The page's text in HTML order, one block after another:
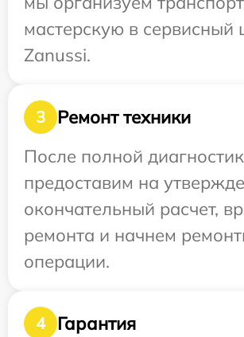
мастерскую в сервисный
Zanussi.
3
Ремонт техники
После полной
предоставим на
окончательный расчет,
ремонта и начнем
операции.
4
Гарантия